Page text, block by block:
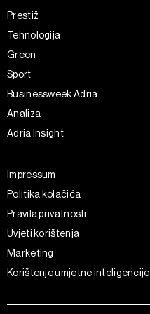
Prestiž
Tehnologija
Green
Sport
Businessweek Adria
Analiza
Adria Insight
Impressum
Politika kolačića
Pravila privatnosti
Uvjeti korištenja
Marketing
Korištenje umjetne inteligencije